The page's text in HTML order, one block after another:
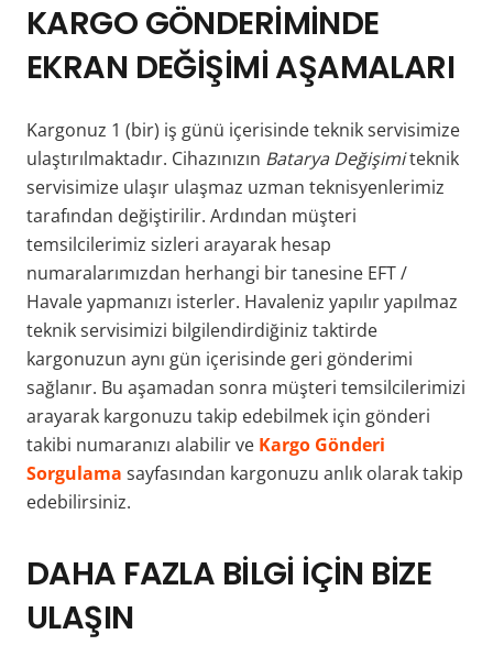
KARGO GÖNDERİMİNDE
EKRAN DEĞİŞİMİ AŞAMALARI
Kargonuz 1 (bir) iş günü içerisinde teknik servisimize
ulaştırılmaktadır. Cihazınızın Batarya Değişimiteknik
servisimize ulaşır ulaşmaz uzman teknisyenlerimiz
tarafından değiştirilir. Ardından müşteri
temsilcilerimiz sizleri arayarak hesap
numaralarımızdan herhangi bir tanesine EFT /
Havale yapmanızı isterler. Havaleniz yapılır yapılmaz
teknik servisimizi bilgilendirdiğiniz taktirde
kargonuzun aynı gün içerisinde geri gönderimi
sağlanır. Bu aşamadan sonra müşteri temsilcilerimizi
arayarak kargonuzu takip edebilmek için gönderi
takibi numaranızı alabilir ve Kargo Gönderi
Sorgulama sayfasından kargonuzu anlık olarak takip
edebilirsiniz.
DAHA FAZLA BİLGİ İÇİN BİZE
ULAŞIN